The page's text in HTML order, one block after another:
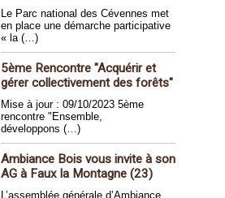
Le Parc national des Cévennes met
en place une démarche participative
« la (…)
5ème Rencontre "Acquérir et
gérer collectivement des forêts"
Mise à jour : 09/10/2023 5ème
rencontre "Ensemble,
développons (…)
Ambiance Bois vous invite à son
AG à Faux la Montagne (23)
L’assemblée générale d’Ambiance